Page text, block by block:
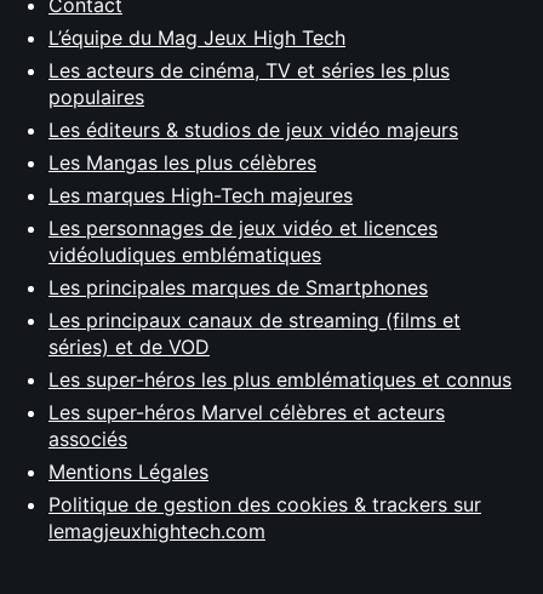
Contact
L’équipe du Mag Jeux High Tech
Les acteurs de cinéma, TV et séries les plus
populaires
Les éditeurs & studios de jeux vidéo majeurs
Les Mangas les plus célèbres
Les marques High-Tech majeures
Les personnages de jeux vidéo et licences
vidéoludiques emblématiques
Les principales marques de Smartphones
Les principaux canaux de streaming (films et
séries) et de VOD
Les super-héros les plus emblématiques et connus
Les super-héros Marvel célèbres et acteurs
associés
Mentions Légales
Politique de gestion des cookies & trackers sur
lemagjeuxhightech.com